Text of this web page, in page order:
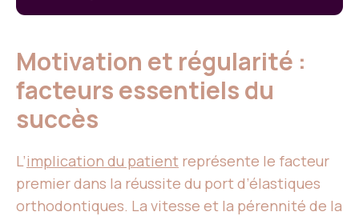
Motivation et régularité :
facteurs essentiels du
succès
L’implication du patient représente le facteur
premier dans la réussite du port d’élastiques
orthodontiques. La vitesse et la pérennité de la